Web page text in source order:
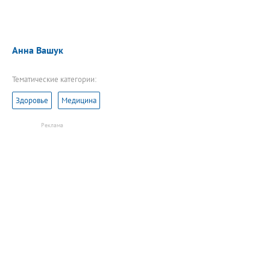
Анна Вашук
Тематические категории:
Здоровье Медицина